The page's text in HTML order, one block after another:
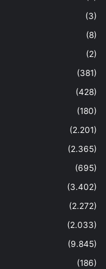
(3)
(8)
(2)
(381)
(428)
(180)
(2.201)
(2.365)
(695)
(3.402)
(2.272)
(2.033)
(9.845)
(186)